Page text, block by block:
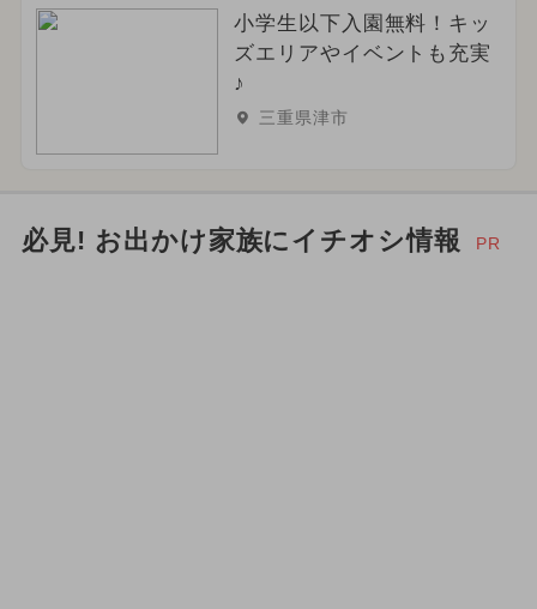
小学生以下入園無料！キッ
ズエリアやイベントも充実
♪
三重県津市
必見! お出かけ家族にイチオシ情報 PR